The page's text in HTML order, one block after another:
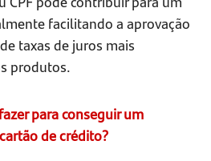
facilitando a aprovação
taxas de juros mais
produtos.
para conseguir um
de crédito?